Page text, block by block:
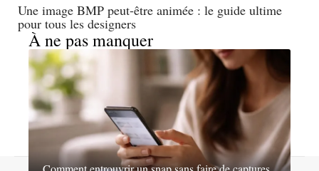
Une image BMP peut-être animée : le guide ultime
pour tous les designers
À ne pas manquer